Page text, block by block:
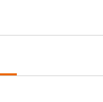
Standardgrößen
Bespannung